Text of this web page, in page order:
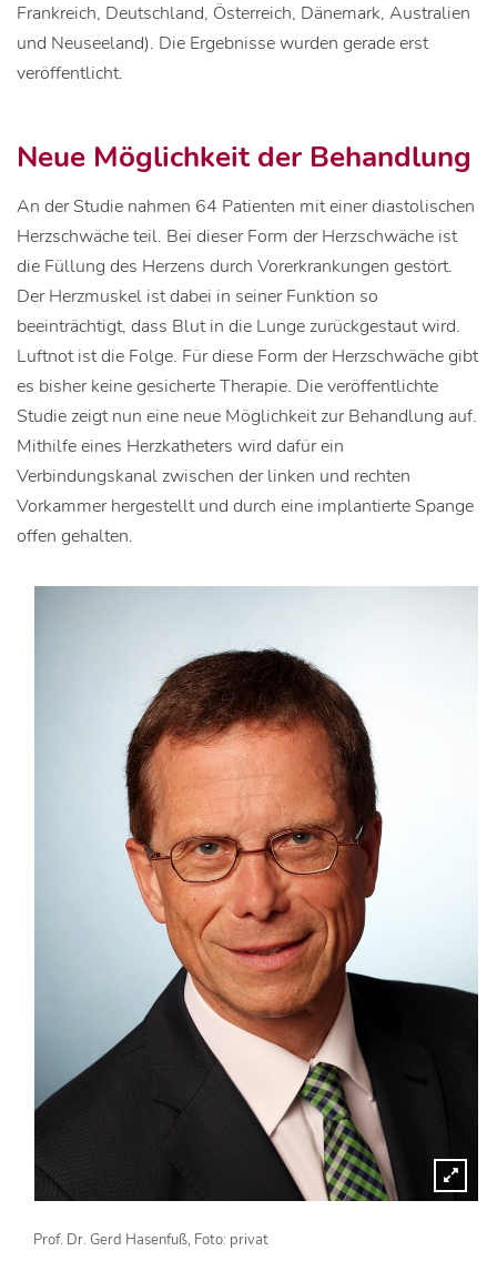
Frankreich, Deutschland, Österreich, Dänemark, Australien
und Neuseeland). Die Ergebnisse wurden gerade erst
veröffentlicht.
Neue Möglichkeit der Behandlung
An der Studie nahmen 64 Patienten mit einer diastolischen
Herzschwäche teil. Bei dieser Form der Herzschwäche ist
die Füllung des Herzens durch Vorerkrankungen gestört.
Der Herzmuskel ist dabei in seiner Funktion so
beeinträchtigt, dass Blut in die Lunge zurückgestaut wird.
Luftnot ist die Folge. Für diese Form der Herzschwäche gibt
es bisher keine gesicherte Therapie. Die veröffentlichte
Studie zeigt nun eine neue Möglichkeit zur Behandlung auf.
Mithilfe eines Herzkatheters wird dafür ein
Verbindungskanal zwischen der linken und rechten
Vorkammer hergestellt und durch eine implantierte Spange
offen gehalten.
Prof. Dr. Gerd Hasenfuß, Foto: privat